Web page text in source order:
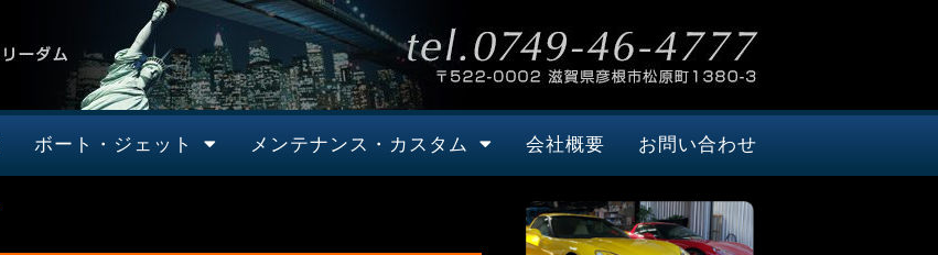
ボート・ジェット メンテナンス・カスタム 会社概要 お問い合わせ